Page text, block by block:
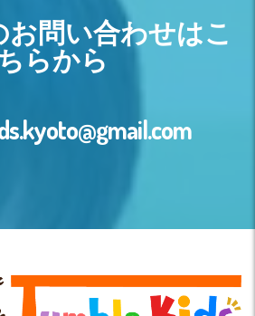
問い合わせはこ
らから